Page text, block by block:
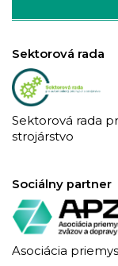
Sektorová rada
Sektorová rada
strojárstvo
Sociálny partner
Asociácia